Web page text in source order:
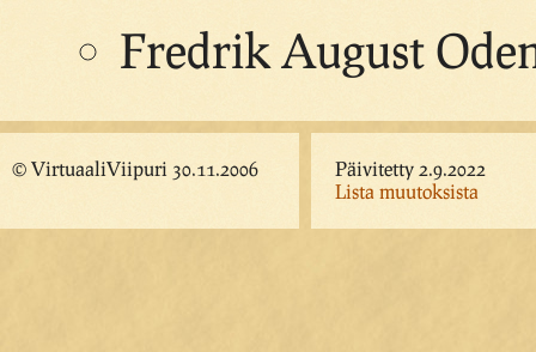
Fredrik August
© VirtuaaliViipuri 30.11.2006
Päivitetty 2.9.2022
Lista muutoksista